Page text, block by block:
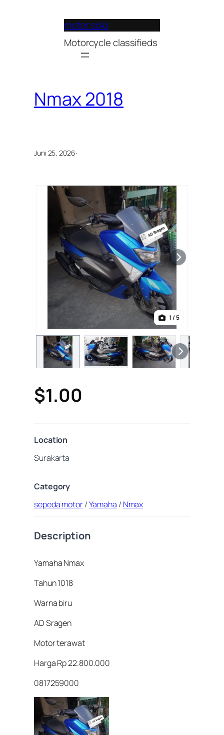
motor solo
Motorcycle classifieds
Nmax 2018
Juni 25, 2026·
1/ 5
$1.00
Location
Surakarta
Category
sepeda motor/Yamaha / Nmax
Description
Yamaha Nmax
Tahun 1018
Warna biru
AD Sragen
Motor terawat
Harga Rp 22.800.000
0817259000